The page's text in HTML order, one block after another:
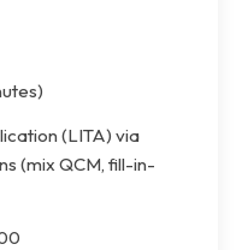
(LITA) via
(mix QCM, fill-in-